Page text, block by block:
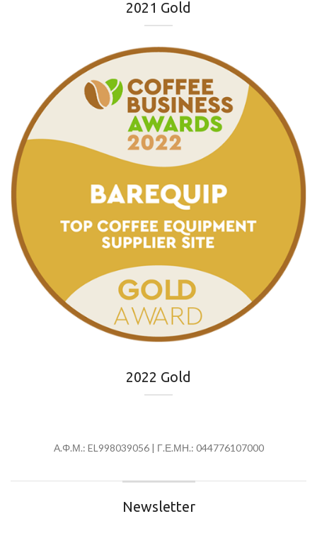
2021 Gold
2022 Gold
Α.Φ.Μ.: EL998039056 | Γ.Ε.ΜΗ.: 044776107000
Newsletter